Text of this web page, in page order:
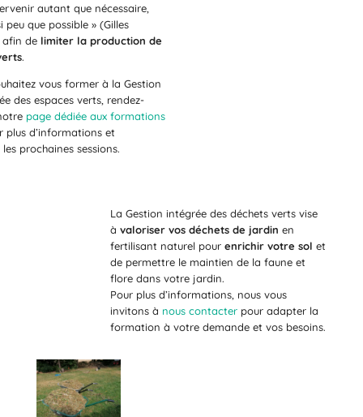
autant que nécessaire,
peu que possible » (Gilles
afin de limiter la production de
.
vous former à la Gestion
des espaces verts, rendez-
page dédiée aux formations
plus d’informations et
prochaines sessions.
La Gestion intégrée des déchets verts vise
à valoriser vos déchets de jardin en
fertilisant naturel pour enrichir votre sol et
de permettre le maintien de la faune et
flore dans votre jardin.
Pour plus d’informations, nous vous
invitons à nous contacterpour adapter la
formation à votre demande et vos besoins.